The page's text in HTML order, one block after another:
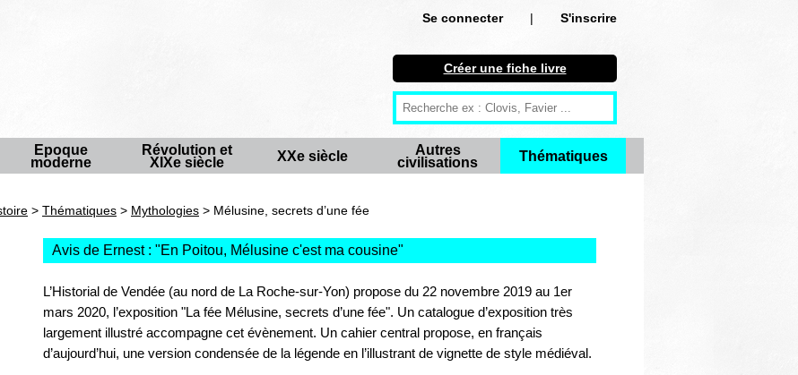
Se connecter |
S'inscrire
S'inscrire
Créer une fiche livre
Antiquité
XXe siècle
Autres civilisations
Créer une fiche livre
Epoque
moderne
Révolution et
XIXe siècle
XXe siècle
Autres
civilisations
Thématiques
> Thématiques > Mythologies > Mélusine, secrets d’une fée
Avis de Ernest : "En Poitou, Mélusine c'est ma cousine"
L’Historial de Vendée (au nord de La Roche-sur-Yon) propose du 22 novembre 2019 au 1er
mars 2020, l’exposition "La fée Mélusine, secrets d’une fée". Un catalogue d’exposition très
largement illustré accompagne cet évènement. Un cahier central propose, en français
d’aujourd’hui, une version condensée de la légende en l’illustrant de vignette de style médiéval.